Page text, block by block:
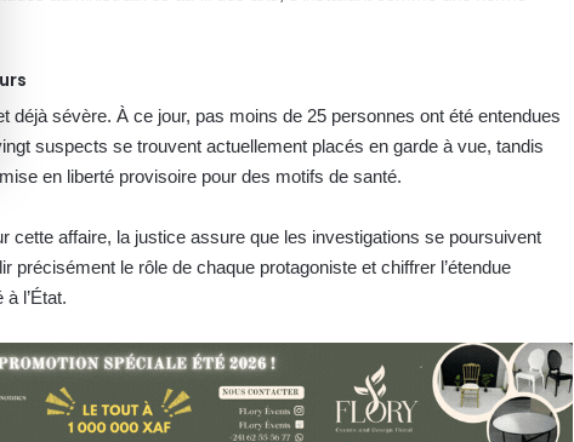
déjà sévère. À ce jour, pas moins de 25 personnes ont été entendues
suspects se trouvent actuellement placés en garde à vue, tandis
en liberté provisoire pour des motifs de santé.
cette affaire, la justice assure que les investigations se poursuivent
précisément le rôle de chaque protagoniste et chiffrer l’étendue
l’État.
jusqu’au 31 août
Libreville : plus d’une tonne de
cannabis saisie